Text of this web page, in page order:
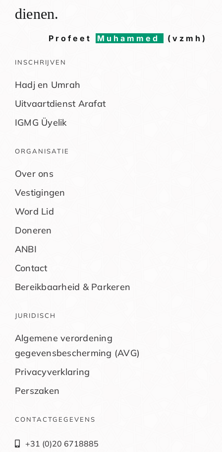
dienen.
Profeet Muhammed (vzmh)
INSCHRIJVEN
Hadj en Umrah
Uitvaartdienst Arafat
IGMG Üyelik
ORGANISATIE
Over ons
Vestigingen
Word Lid
Doneren
ANBI
Contact
Bereikbaarheid & Parkeren
JURIDISCH
Algemene verordening
gegevensbescherming (AVG)
Privacyverklaring
Perszaken
CONTACTGEGEVENS
+31 (0)20 6718885